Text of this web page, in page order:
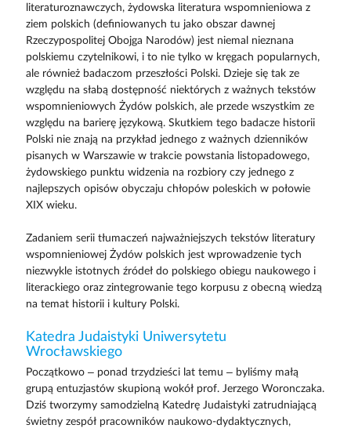
literaturoznawczych, żydowska literatura wspomnieniowa z
ziem polskich (definiowanych tu jako obszar dawnej
Rzeczypospolitej Obojga Narodów) jest niemal nieznana
polskiemu czytelnikowi, i to nie tylko w kręgach popularnych,
ale również badaczom przeszłości Polski. Dzieje się tak ze
względu na słabą dostępność niektórych z ważnych tekstów
wspomnieniowych Żydów polskich, ale przede wszystkim ze
względu na barierę językową. Skutkiem tego badacze historii
Polski nie znają na przykład jednego z ważnych dzienników
pisanych w Warszawie w trakcie powstania listopadowego,
żydowskiego punktu widzenia na rozbiory czy jednego z
najlepszych opisów obyczaju chłopów poleskich w połowie
XIX wieku.
Zadaniem serii tłumaczeń najważniejszych tekstów literatury
wspomnieniowej Żydów polskich jest wprowadzenie tych
niezwykle istotnych źródeł do polskiego obiegu naukowego i
literackiego oraz zintegrowanie tego korpusu z obecną wiedzą
na temat historii i kultury Polski.
Katedra Judaistyki Uniwersytetu
Wrocławskiego
Początkowo – ponad trzydzieści lat temu – byliśmy małą
grupą entuzjastów skupioną wokół prof. Jerzego Woronczaka.
Dziś tworzymy samodzielną Katedrę Judaistyki zatrudniającą
świetny zespół pracowników naukowo-dydaktycznych,